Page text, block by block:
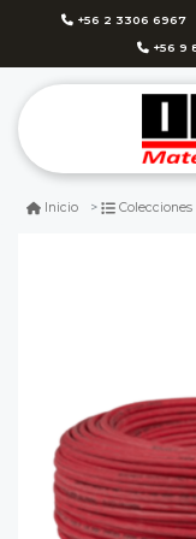
+56 2 3306 6967
+56 9
Inicio Colecciones